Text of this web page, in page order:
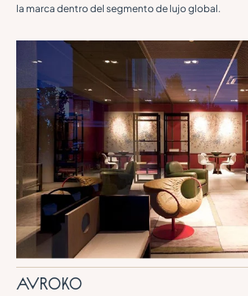
la marca dentro del segmento de lujo global.
Avroko